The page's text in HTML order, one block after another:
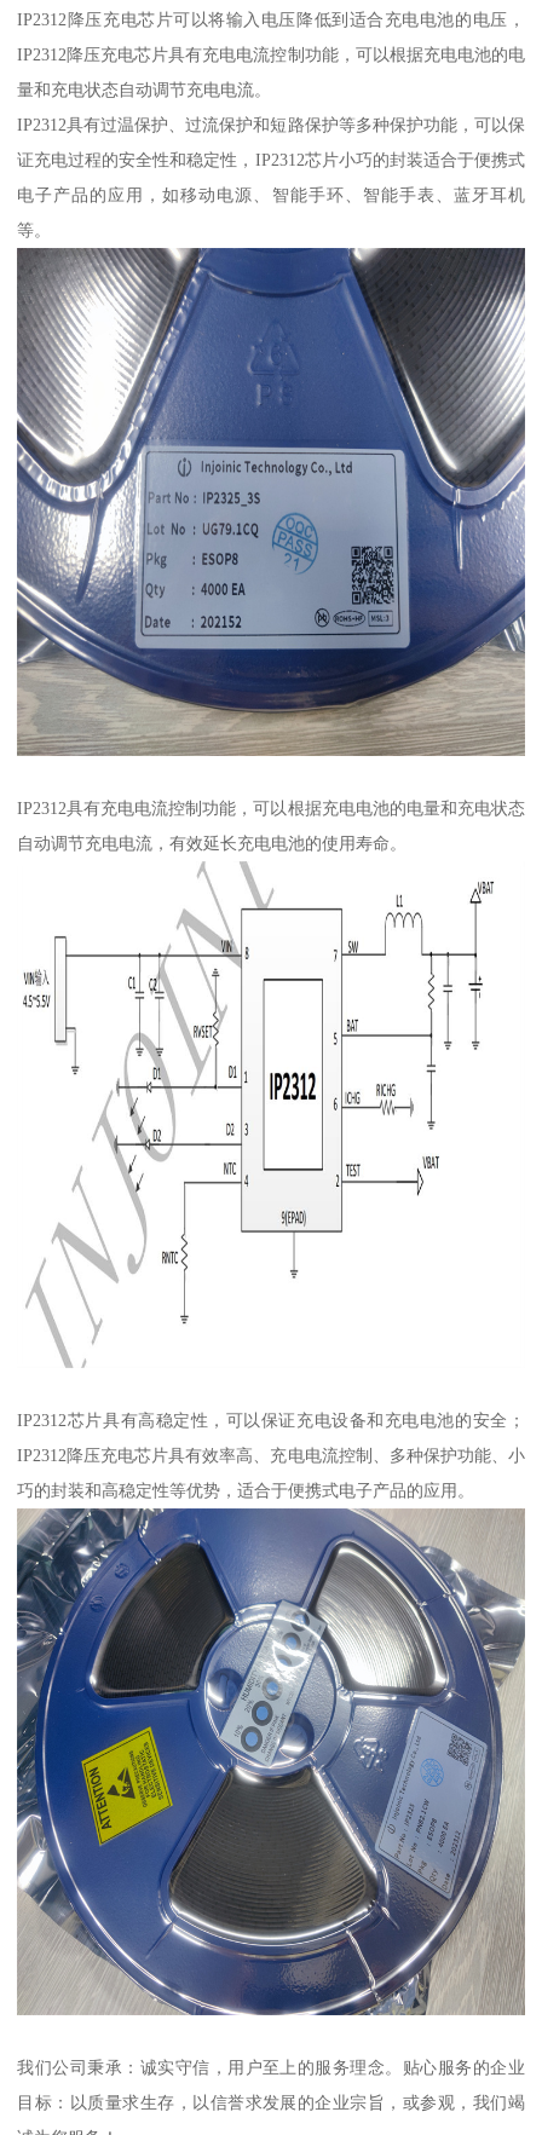
IP2312降压充电芯片可以将输入电压降低到适合充电电池的电压，
IP2312降压充电芯片具有充电电流控制功能，可以根据充电电池的电
量和充电状态自动调节充电电流。
IP2312具有过温保护、过流保护和短路保护等多种保护功能，可以保
证充电过程的安全性和稳定性，IP2312芯片小巧的封装适合于便携式
电子产品的应用，如移动电源、智能手环、智能手表、蓝牙耳机
等。
IP2312具有充电电流控制功能，可以根据充电电池的电量和充电状态
自动调节充电电流，有效延长充电电池的使用寿命。
IP2312芯片具有高稳定性，可以保证充电设备和充电电池的安全；
IP2312降压充电芯片具有效率高、充电电流控制、多种保护功能、小
巧的封装和高稳定性等优势，适合于便携式电子产品的应用。
我们公司秉承：诚实守信，用户至上的服务理念。贴心服务的企业
目标：以质量求生存，以信誉求发展的企业宗旨，或参观，我们竭